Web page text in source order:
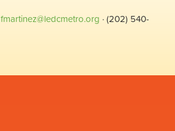
fmartinez@ledcmetro.org · (202) 540-